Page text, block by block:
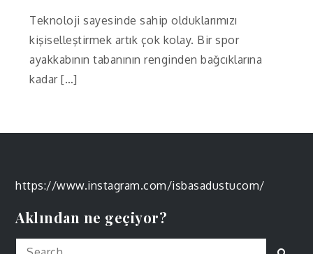
Teknoloji sayesinde sahip olduklarımızı
kişiselleştirmek artık çok kolay. Bir spor
ayakkabının tabanının renginden bağcıklarına
kadar […]
https://www.instagram.com/isbasadustucom/
Aklından ne geçiyor?
Search